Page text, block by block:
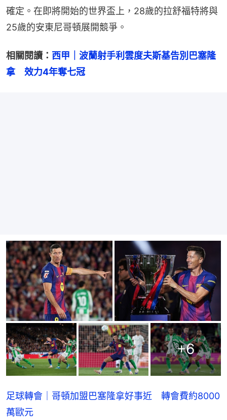
確定。在即將開始的世界盃上，28歲的拉舒福特將與
25歲的安東尼哥頓展開競爭。
相關閱讀： 西甲｜波蘭射手利雲度夫斯基告別巴塞隆
拿　效力4年奪七冠
+6
足球轉會｜哥頓加盟巴塞隆拿好事近 轉會費約8000
萬歐元